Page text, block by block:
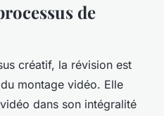
de
créatif, la révision est
montage vidéo. Elle
dans son intégralité